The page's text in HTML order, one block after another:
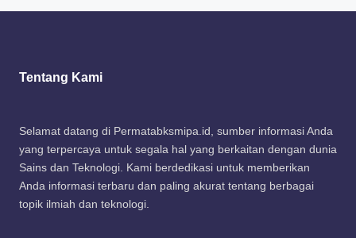
Tentang Kami
Selamat datang di Permatabksmipa.id, sumber informasi Anda
yang terpercaya untuk segala hal yang berkaitan dengan dunia
Sains dan Teknologi. Kami berdedikasi untuk memberikan
Anda informasi terbaru dan paling akurat tentang berbagai
topik ilmiah dan teknologi.